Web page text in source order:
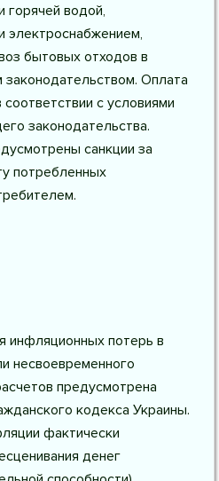
горячей водой,
электроснабжением,
бытовых отходов в
Оплата
с условиями
законодательства.
санкции за
потребленных
инфляционных потерь в
несвоевременного
предусмотрена
кодекса Украины.
фактически
денег